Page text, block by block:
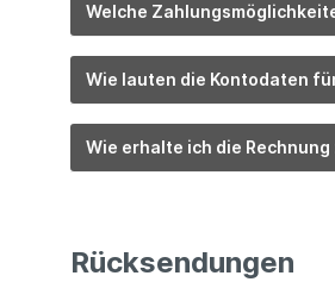
Welche
Wie lauten die Kontodaten
Wie erhalte ich die
Rücksendungen